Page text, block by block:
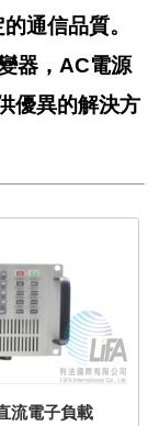
通信品質。
器，AC電源
優異的解決方
流電子負載